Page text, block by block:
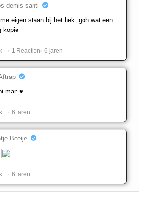
demis santi
eigen staan bij het hek .goh wat een
kopie
1 Reaction 6 jaren
man ♥
6 jaren
Boeije
6 jaren